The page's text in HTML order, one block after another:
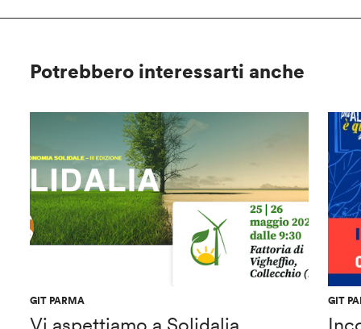
Potrebbero interessarti anche
GIT PARMA GIT